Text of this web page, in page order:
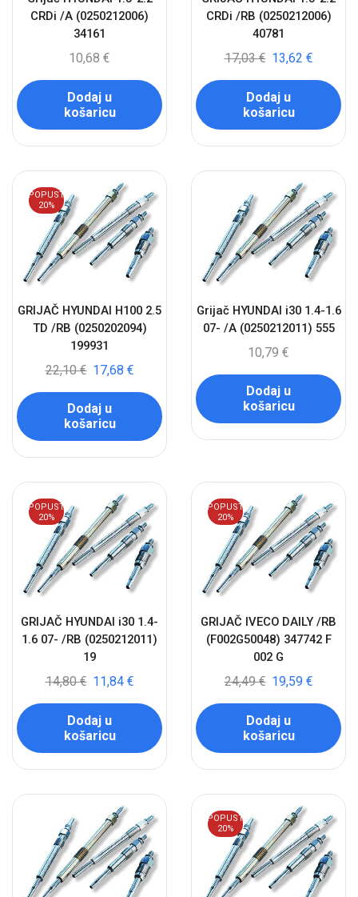
CRDi /A (0250212006)
34161
10,68 €
Dodaj u
košaricu
CRDi /RB (0250212006)
40781
17,03€ 13,62 €
Dodaj u
košaricu
POPUST
20%
GRIJAČ HYUNDAI H100 2.5
TD /RB (0250202094)
199931
22,10€ 17,68 €
Dodaj u
košaricu
Grijač HYUNDAI i30 1.4-1.6
07- /A (0250212011) 555
10,79 €
Dodaj u
košaricu
POPUST
20%
GRIJAČ HYUNDAI i30 1.4-
1.6 07- /RB (0250212011)
19
14,80€ 11,84 €
Dodaj u
košaricu
POPUST
20%
GRIJAČ IVECO DAILY /RB
(F002G50048) 347742 F
002 G
24,49€ 19,59 €
Dodaj u
košaricu
POPUST
20%